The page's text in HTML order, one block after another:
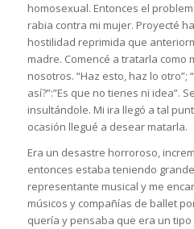
homosexual. Entonces el
rabia contra mi mujer. Proyecté
hostilidad reprimida que
madre. Comencé a tratarla como
nosotros. “Haz esto, haz lo otro”;
así?”:”Es que no tienes ni idea”.
insultándole. Mi ira llegó a tal
ocasión llegué a desear matarla.
Era un desastre horroroso,
entonces estaba teniendo
representante musical y me
músicos y compañías de ballet
quería y pensaba que era un tipo